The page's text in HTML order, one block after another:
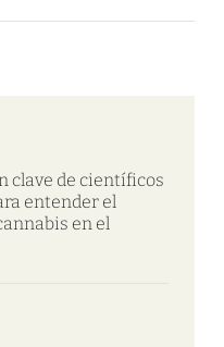
clave de científicos
entender el
en el